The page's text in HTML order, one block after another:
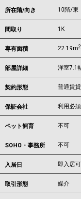
所在階/向き 10階/東
間取り 1K
専有面積 22.19m2
部屋詳細 洋室7.1
契約形態 普通賃
保証会社 利用必須
ペット飼育 不可
SOHO・事務所 不可
入居日 即入居可
取引形態 媒介